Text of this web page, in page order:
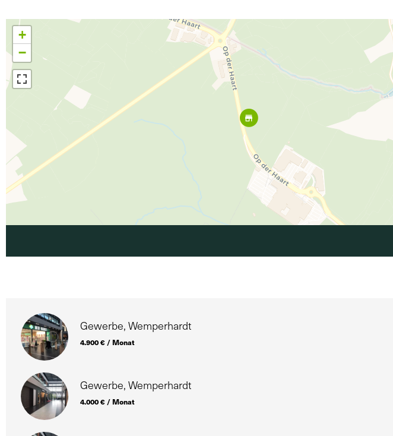
+
−
Gewerbe, Wemperhardt
4.900 € / Monat
Gewerbe, Wemperhardt
4.000 € / Monat